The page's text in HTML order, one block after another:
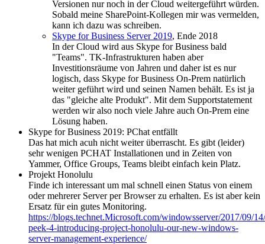
Versionen nur noch in der Cloud weitergeführt würden.
Sobald meine SharePoint-Kollegen mir was vermelden,
kann ich dazu was schreiben.
Skype for Business Server 2019, Ende 2018
In der Cloud wird aus Skype for Business bald
"Teams". TK-Infrastrukturen haben aber
Investitionsräume von Jahren und daher ist es nur
logisch, dass Skype for Business On-Prem natürlich
weiter geführt wird und seinen Namen behält. Es ist ja
das "gleiche alte Produkt". Mit dem Supportstatement
werden wir also noch viele Jahre auch On-Prem eine
Lösung haben.
Skype for Business 2019: PChat entfällt
Das hat mich acuh nicht weiter überrascht. Es gibt (leider)
sehr wenigen PCHAT Installationen und in Zeiten von
Yammer, Office Groups, Teams bleibt einfach kein Platz.
Projekt Honolulu
Finde ich interessant um mal schnell einen Status von einem
oder mehrerer Server per Browser zu erhalten. Es ist aber kein
Ersatz für ein gutes Monitoring.
https://blogs.technet.Microsoft.com/windowsserver/2017/09/
peek-4-introducing-project-honolulu-our-new-windows-
server-management-experience/